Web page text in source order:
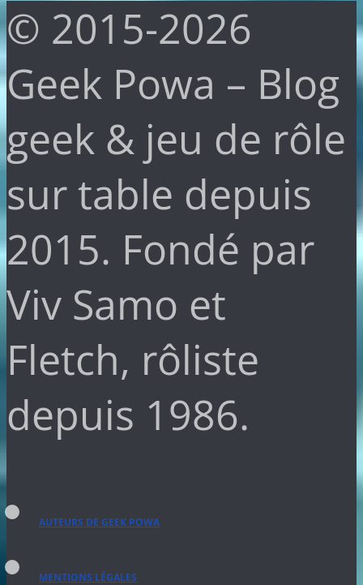
© 2015-2026
Geek Powa – Blog
geek & jeu de rôle
sur table depuis
2015. Fondé par
Viv Samo et
Fletch, rôliste
depuis 1986.
AUTEURS DE GEEK POWA
MENTIONS LÉGALES